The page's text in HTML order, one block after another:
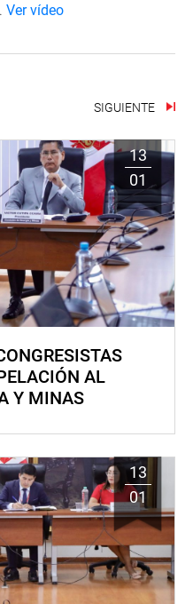
Ver vídeo
SIGUIENTE
13
01
AL
Y MINAS
13
01